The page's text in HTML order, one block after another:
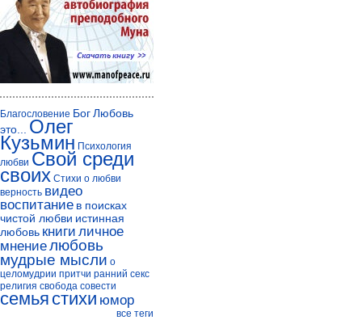
Благословение БогЛюбовь
это...
Олег
Кузьмин Психология
любви Свой среди
своих Стихи о любви
верность видео
воспитание в поисках
чистой любви истинная
любовь книги личное
мнениелюбовь
мудрые мысли о
целомудрии притчи ранний секс
религия свобода совести
семья стихи юмор
все теги